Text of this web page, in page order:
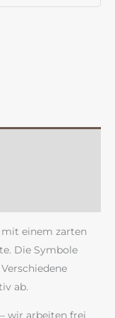
einem zarten
Die Symbole
ab.
wir arbeiten frei